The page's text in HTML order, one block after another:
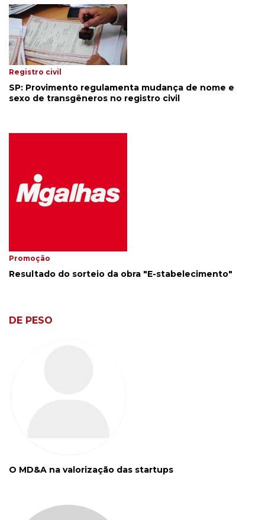
Registro civil
SP: Provimento regulamenta mudança de nome e
sexo de transgêneros no registro civil
Promoção
Resultado do sorteio da obra "E-stabelecimento"
DE PESO
O MD&A na valorização das startups